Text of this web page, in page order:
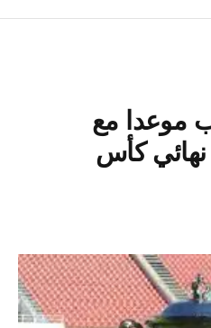
موعدا مع
كأس